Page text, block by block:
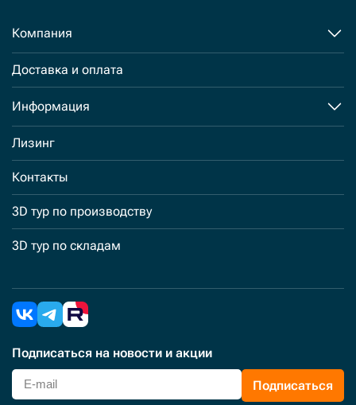
Компания
Доставка и оплата
Информация
Лизинг
Контакты
3D тур по производству
3D тур по складам
Подписаться на новости и акции
Подписаться